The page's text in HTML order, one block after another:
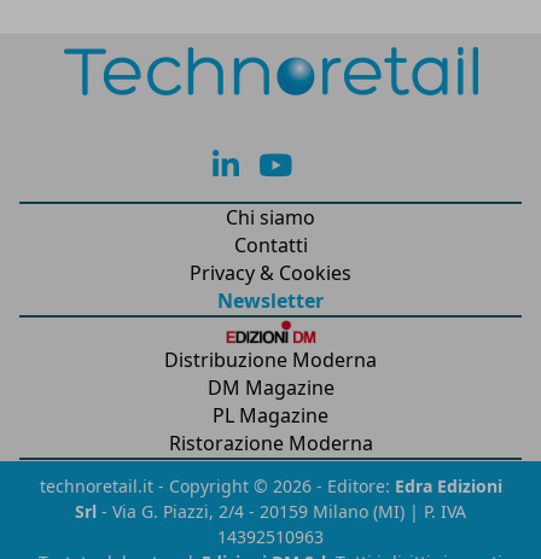
lk yt
Chi siamo
Contatti
Privacy & Cookies
Newsletter
Distribuzione Moderna
DM Magazine
PL Magazine
Ristorazione Moderna
technoretail.it - Copyright © 2026 - Editore: Edra Edizioni
Srl - Via G. Piazzi, 2/4 - 20159 Milano (MI) | P. IVA
14392510963